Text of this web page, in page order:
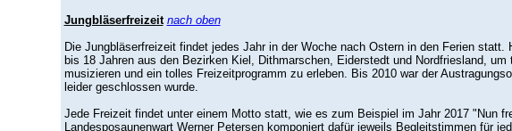
Jungbläserfreizeit nach oben
Die Jungbläserfreizeit findet jedes Jahr in der Woche nach Ostern in den Ferien
bis 18 Jahren aus den Bezirken Kiel, Dithmarschen, Eiderstedt und Nordfriesland,
musizieren und ein tolles Freizeitprogramm zu erleben. Bis 2010 war der
leider geschlossen wurde.
Jede Freizeit findet unter einem Motto statt, wie es zum Beispiel im Jahr 2017 "Nun
Landesposaunenwart Werner Petersen komponiert dafür jeweils Begleitstimmen für